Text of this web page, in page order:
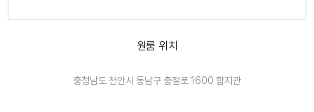
원룸 위치
충청남도 천안시 동남구 충절로 1600 함지관